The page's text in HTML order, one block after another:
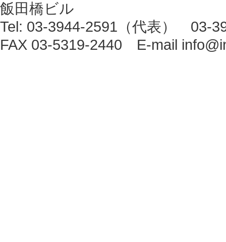
飯田橋ビル
Tel: 03-3944-2591（代表） 03-
FAX 03-5319-2440 E-mail